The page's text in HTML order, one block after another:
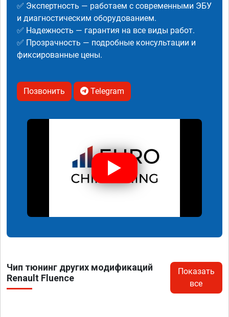
✅ Экспертность — работаем с современными ЭБУ
и диагностическим оборудованием.
✅ Надежность — гарантия на все виды работ.
✅ Прозрачность — подробные консультации и
фиксированные цены.
Позвонить Telegram
Чип тюнинг других модификаций
Renault Fluence
Показать
все